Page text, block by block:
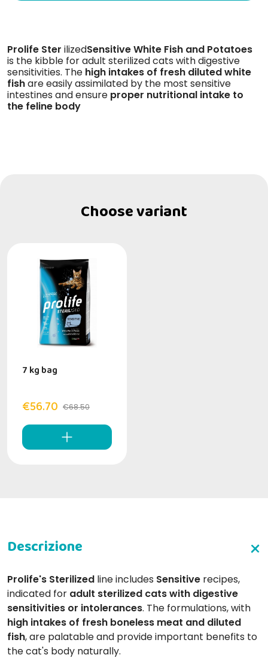
Prolife Ster ilizedSensitive White Fish and Potatoes
is the kibble for adult sterilized cats with digestive
sensitivities. The high intakes of fresh diluted white
fishare easily assimilated by the most sensitive
intestines and ensure proper nutritional intake to
the feline body
Choose variant
7 kg bag
€56.70 €68.50
Prolife's Sterilized line includes Sensitive recipes,
indicated for adult sterilized cats with digestive
sensitivities or intolerances. The formulations, with
high intakes of fresh boneless meat and diluted
fish, are palatable and provide important benefits to
the cat's body naturally.